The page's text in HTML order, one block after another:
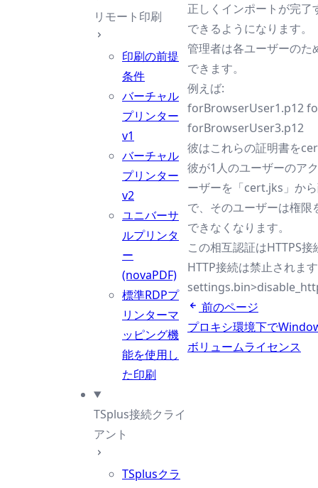
リモート印刷
印刷の前提
条件
バーチャル
プリンター
v1
バーチャル
プリンター
v2
ユニバーサ
ルプリンタ
ー
(novaPDF)
標準RDPプ
リンターマ
ッピング機
能を使用し
た印刷
TSplus接続クライ
アント
TSplusクラ
正しくインポートが完了
できるようになります。
管理者は各ユーザーのた
できます。
例えば:
forBrowserUser1.p12
forBrowserUser3.p12
彼はこれらの証明書を
彼が1人のユーザーのア
ーザーを「cert.jks」か
で、そのユーザーは権
できなくなります。
この相互認証はHTTPS
HTTP接続は禁止されま
前のページ
プロキシ環境下で
ボリュームライセンス